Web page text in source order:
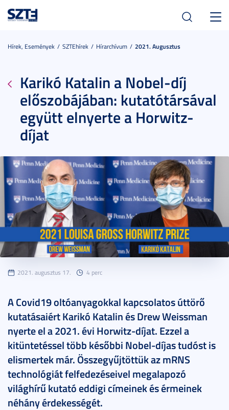
Hírek, Események SZTEhírek Hírarchívum 2021. Augusztus
Karikó Katalin a Nobel-díj
előszobájában: kutatótársával
együtt elnyerte a Horwitz-
díjat
2021. augusztus 17. 4 perc
A Covid19 oltóanyagokkal kapcsolatos úttörő
kutatásaiért Karikó Katalin és Drew Weissman
nyerte el a 2021. évi Horwitz-díjat. Ezzel a
kitüntetéssel több későbbi Nobel-díjas tudóst is
elismertek már. Összegyűjtöttük az mRNS
technológiát felfedezéseivel megalapozó
világhírű kutató eddigi címeinek és érmeinek
néhány érdekességét.